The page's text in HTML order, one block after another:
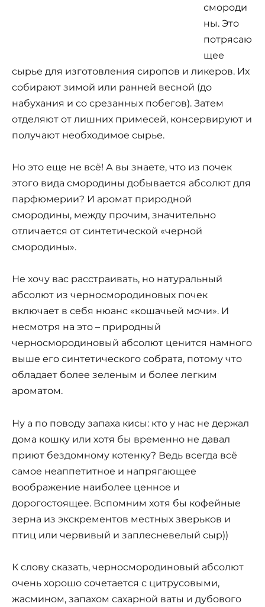
смороди
ны. Это
потрясаю
щее
сырье для изготовления сиропов и ликеров. Их
собирают зимой или ранней весной (до
набухания и со срезанных побегов). Затем
отделяют от лишних примесей, консервируют и
получают необходимое сырье.
Но это еще не всё! А вы знаете, что из почек
этого вида смородины добывается абсолют для
парфюмерии? И аромат природной
смородины, между прочим, значительно
отличается от синтетической «черной
смородины».
Не хочу вас расстраивать, но натуральный
абсолют из черносмородиновых почек
включает в себя нюанс «кошачьей мочи». И
несмотря на это – природный
черносмородиновый абсолют ценится намного
выше его синтетического собрата, потому что
обладает более зеленым и более легким
ароматом.
Ну а по поводу запаха кисы: кто у нас не держал
дома кошку или хотя бы временно не давал
приют бездомному котенку? Ведь всегда всё
самое неаппетитное и напрягающее
воображение наиболее ценное и
дорогостоящее. Вспомним хотя бы кофейные
зерна из экскрементов местных зверьков и
птиц или червивый и заплесневелый сыр))
К слову сказать, черносмородиновый абсолют
очень хорошо сочетается с цитрусовыми,
жасмином, запахом сахарной ваты и дубового